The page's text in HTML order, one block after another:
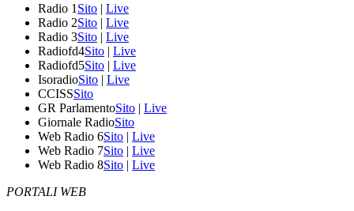
Radio 1 Sito | Live
Radio 2Sito | Live
Radio 3Sito | Live
Radiofd4Sito | Live
Radiofd5Sito | Live
IsoradioSito | Live
CCISSSito
GR ParlamentoSito | Live
Giornale RadioSito
Web Radio 6Sito | Live
Web Radio 7Sito | Live
Web Radio 8Sito | Live
PORTALI WEB